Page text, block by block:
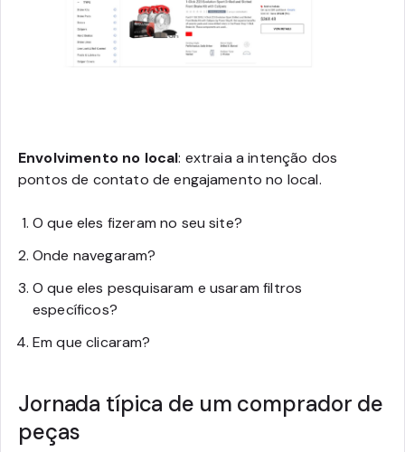
Envolvimento no local: extraia a intenção dos
pontos de contato de engajamento no local.
O que eles fizeram no seu site?
Onde navegaram?
O que eles pesquisaram e usaram filtros
específicos?
Em que clicaram?
Jornada típica de um comprador de
peças